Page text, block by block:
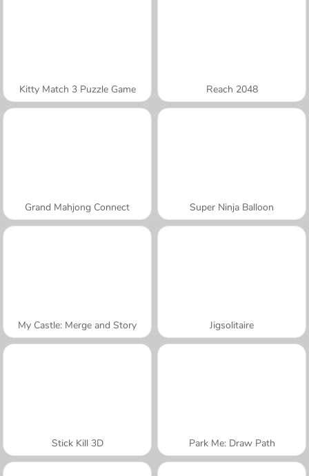
Kitty Match 3 Puzzle Game Reach 2048
Grand Mahjong Connect Super Ninja Balloon
My Castle: Merge and Story Jigsolitaire
Stick Kill 3D Park Me: Draw Path